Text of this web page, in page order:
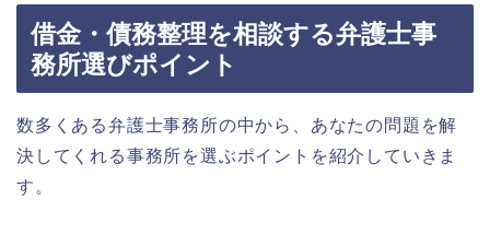
借金・債務整理を相談する弁護士事
務所選びポイント
数多くある弁護士事務所の中から、あなたの問題を解
決してくれる事務所を選ぶポイントを紹介していきま
す。